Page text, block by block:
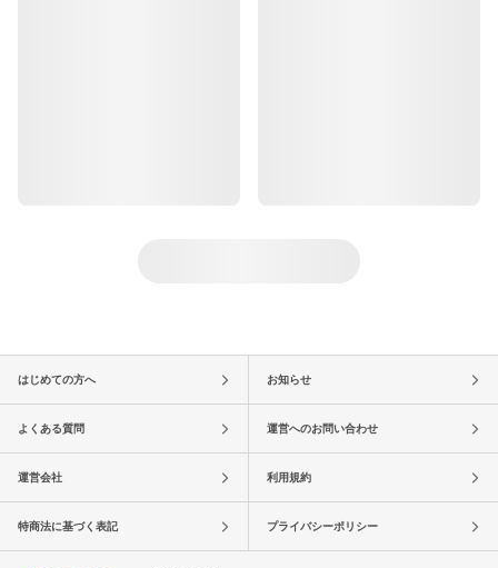
はじめての方へ お知らせ
よくある質問 運営へのお問い合わせ
運営会社 利用規約
特商法に基づく表記 プライバシーポリシー